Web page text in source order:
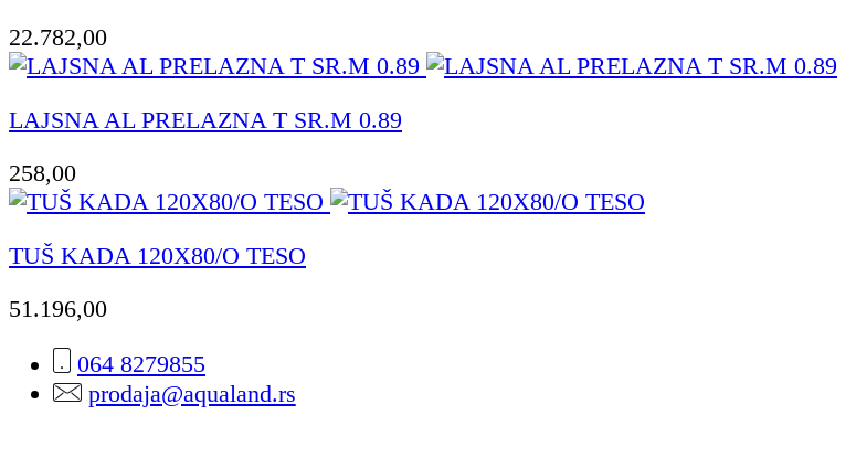
22.782,00
LAJSNA AL PRELAZNA T SR.M 0.89
258,00
TUŠ KADA 120X80/O TESO
51.196,00
064 8279855
prodaja@aqualand.rs